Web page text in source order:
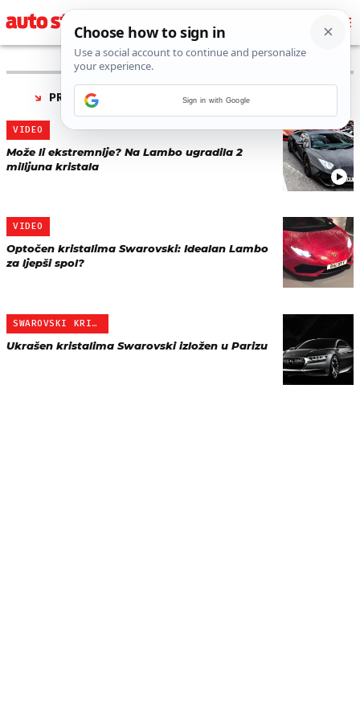
PRONAĐENO 3 REZULTATA ZA TAG “
VIDEO
Može li ekstremnije? Na Lambo ugradila 2
milijuna kristala
VIDEO
Optočen kristalima Swarovski: Idealan Lambo
za ljepši spol?
SWAROVSKI KRISTALI NA AU…
Ukrašen kristalima Swarovski izložen u Parizu
Sign in with Google